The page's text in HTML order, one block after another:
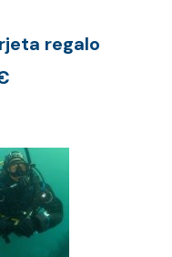
regalo